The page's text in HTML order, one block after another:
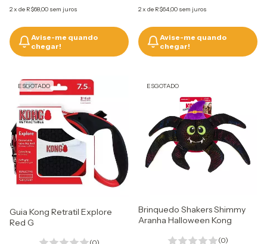
2x de R$68,00 sem juros
Avise-me quando
chegar!
2x de R$64,00 sem juros
Avise-me quando
chegar!
ESGOTADO
Guia Kong Retratil Explore
Red G
ESGOTADO
Brinquedo Shakers Shimmy
Aranha Halloween Kong
(0)